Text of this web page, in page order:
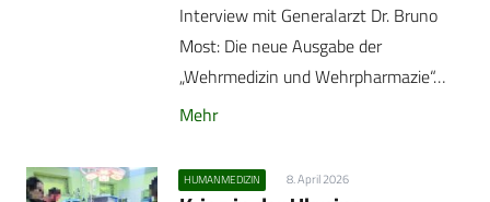
Interview mit Generalarzt Dr. Bruno
Most: Die neue Ausgabe der
„Wehrmedizin und Wehrpharmazie“…
Mehr
HUMANMEDIZIN 8. April 2026